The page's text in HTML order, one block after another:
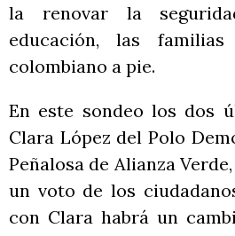
la renovar la
educación, las
colombiano a pie.
En este sondeo los dos
Clara López del Polo
Peñalosa de Alianza
un voto de los
con Clara habrá un